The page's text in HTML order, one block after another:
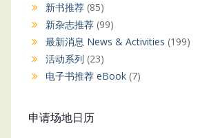
新书推荐(85)
新杂志推荐(99)
最新消息 News & Activities (199)
活动系列 (23)
电子书推荐 eBook(7)
申请场地日历